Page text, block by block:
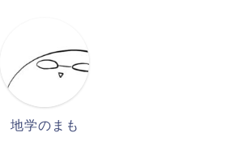
地学のまも